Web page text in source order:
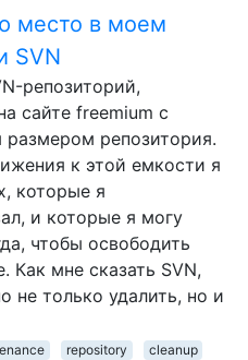
место в моем
SVN
репозиторий,
сайте freemium с
репозитория.
к этой емкости я
которые я
и которые я могу
чтобы освободить
Как мне сказать SVN,
не только удалить, но и
repository cleanup